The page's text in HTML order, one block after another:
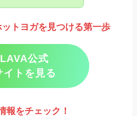
トヨガを見つける第一歩
LAVA公式
イトを見る
報をチェック ！